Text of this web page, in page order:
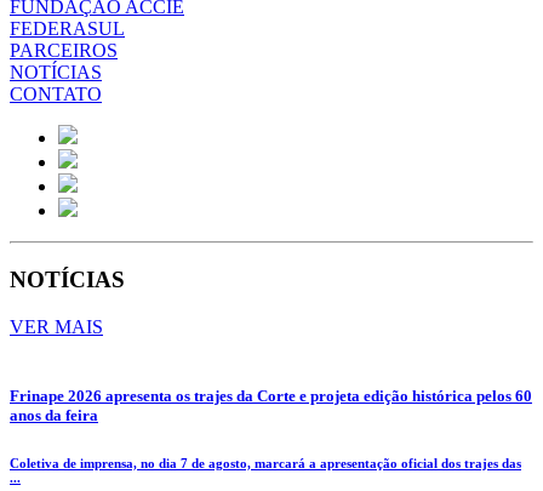
FUNDAÇÃO ACCIE
FEDERASUL
PARCEIROS
NOTÍCIAS
CONTATO
NOTÍCIAS
VER MAIS
Frinape 2026 apresenta os trajes da Corte e projeta edição histórica pelos 60
anos da feira
Coletiva de imprensa, no dia 7 de agosto, marcará a apresentação oficial dos trajes das
...